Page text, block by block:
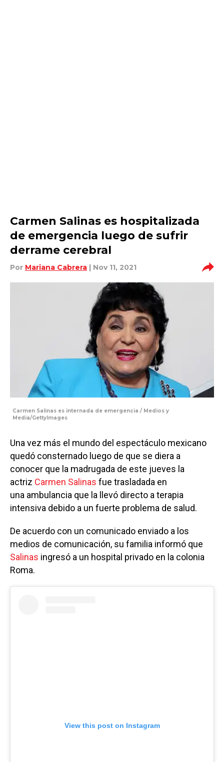
Carmen Salinas es hospitalizada
de emergencia luego de sufrir
derrame cerebral
Por Mariana Cabrera | Nov 11, 2021
Carmen Salinas es internada de emergencia / Medios y
Media/GettyImages
Una vez más el mundo del espectáculo mexicano
quedó consternado luego de que se diera a
conocer que la madrugada de este jueves la
actriz Carmen Salinas fue trasladada en
una ambulancia que la llevó directo a terapia
intensiva debido a un fuerte problema de salud.
De acuerdo con un comunicado enviado a los
medios de comunicación, su familia informó que
Salinas ingresó a un hospital privado en la colonia
Roma.
View this post on Instagram